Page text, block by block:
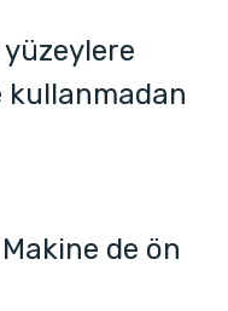
kullanmadan
de ön